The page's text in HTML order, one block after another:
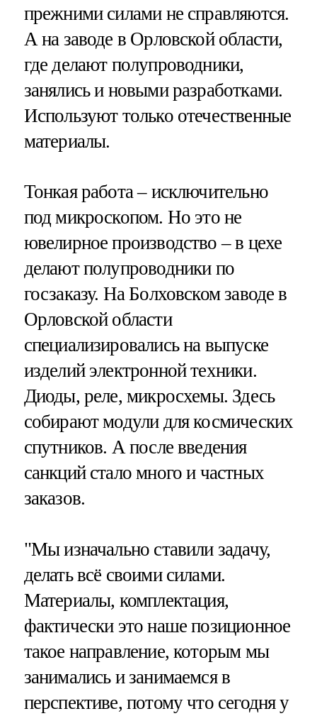
прежними силами не справляются.
А на заводе в Орловской области,
где делают полупроводники,
занялись и новыми разработками.
Используют только отечественные
материалы.
Тонкая работа – исключительно
под микроскопом. Но это не
ювелирное производство – в цехе
делают полупроводники по
госзаказу. На Болховском заводе в
Орловской области
специализировались на выпуске
изделий электронной техники.
Диоды, реле, микросхемы. Здесь
собирают модули для космических
спутников. А после введения
санкций стало много и частных
заказов.
"Мы изначально ставили задачу,
делать всё своими силами.
Материалы, комплектация,
фактически это наше позиционное
такое направление, которым мы
занимались и занимаемся в
перспективе, потому что сегодня у